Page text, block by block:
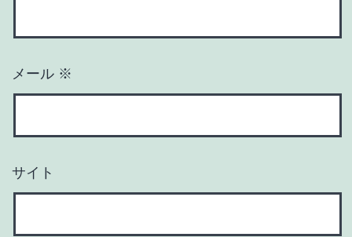
メール ※
サイト